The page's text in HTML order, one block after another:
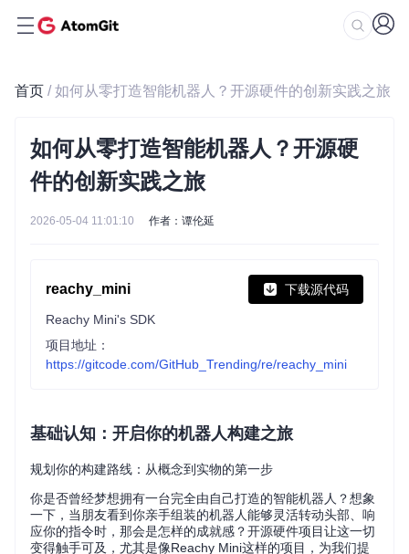
首页 / 如何从零打造智能机器人？开源硬件的创新实践之旅
如何从零打造智能机器人？开源硬
件的创新实践之旅
2026-05-04 11:01:10 作者：谭伦延
reachy_mini 下载源代码
Reachy Mini's SDK
项目地址：
https://gitcode.com/GitHub_Trending/re/reachy_mini
基础认知：开启你的机器人构建之旅
规划你的构建路线：从概念到实物的第一步
你是否曾经梦想拥有一台完全由自己打造的智能机器人？想象
一下，当朋友看到你亲手组装的机器人能够灵活转动头部、响
应你的指令时，那会是怎样的成就感？开源硬件项目让这一切
变得触手可及，尤其是像Reachy Mini这样的项目，为我们提